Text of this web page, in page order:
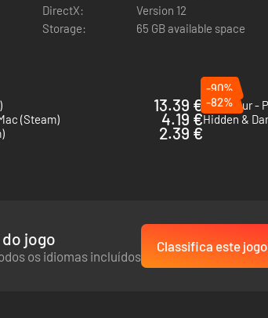
DirectX:
Version 12
Storage:
65 GB available space
13.39 €
-90%
Zero Hour -
(Steam)
4.19 €
-82%
2.39 €
jogo
os idiomas incluídos
Classifica este